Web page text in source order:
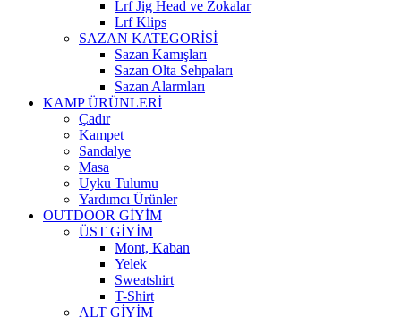
Lrf Jig Head ve Zokalar
Lrf Klips
SAZAN KATEGORİSİ
Sazan Kamışları
Sazan Olta Sehpaları
Sazan Alarmları
KAMP ÜRÜNLERİ
Çadır
Kampet
Sandalye
Masa
Uyku Tulumu
Yardımcı Ürünler
OUTDOOR GİYİM
ÜST GİYİM
Mont, Kaban
Yelek
Sweatshirt
T-Shirt
ALT GİYİM